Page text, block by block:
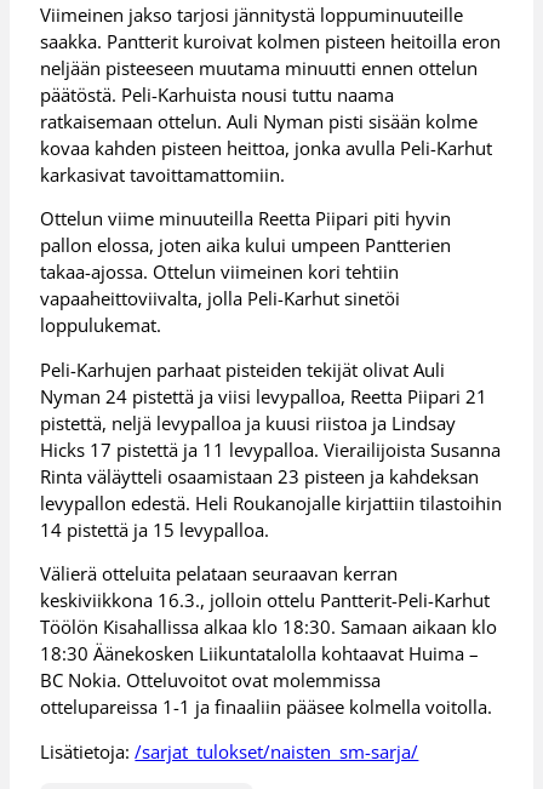
Viimeinen jakso tarjosi jännitystä loppuminuuteille
saakka. Pantterit kuroivat kolmen pisteen heitoilla eron
neljään pisteeseen muutama minuutti ennen ottelun
päätöstä. Peli-Karhuista nousi tuttu naama
ratkaisemaan ottelun. Auli Nyman pisti sisään kolme
kovaa kahden pisteen heittoa, jonka avulla Peli-Karhut
karkasivat tavoittamattomiin.
Ottelun viime minuuteilla Reetta Piipari piti hyvin
pallon elossa, joten aika kului umpeen Pantterien
takaa-ajossa. Ottelun viimeinen kori tehtiin
vapaaheittoviivalta, jolla Peli-Karhut sinetöi
loppulukemat.
Peli-Karhujen parhaat pisteiden tekijät olivat Auli
Nyman 24 pistettä ja viisi levypalloa, Reetta Piipari 21
pistettä, neljä levypalloa ja kuusi riistoa ja Lindsay
Hicks 17 pistettä ja 11 levypalloa. Vierailijoista Susanna
Rinta väläytteli osaamistaan 23 pisteen ja kahdeksan
levypallon edestä. Heli Roukanojalle kirjattiin tilastoihin
14 pistettä ja 15 levypalloa.
Välierä otteluita pelataan seuraavan kerran
keskiviikkona 16.3., jolloin ottelu Pantterit-Peli-Karhut
Töölön Kisahallissa alkaa klo 18:30. Samaan aikaan klo
18:30 Äänekosken Liikuntatalolla kohtaavat Huima –
BC Nokia. Otteluvoitot ovat molemmissa
ottelupareissa 1-1 ja finaaliin pääsee kolmella voitolla.
Lisätietoja:/sarjat_tulokset/naisten_sm-sarja/